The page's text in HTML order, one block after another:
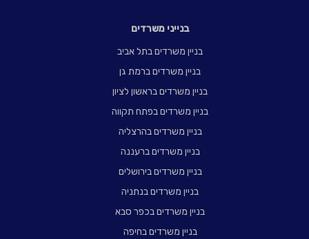
בנייני משרדים
בניין משרדים בתל אביב
בניין משרדים ברמת גן
בניין משרדים בראשון לציון
בניין משרדים בפתח תקווה
בניין משרדים בהרצליה
בניין משרדים ברעננה
בניין משרדים בירושלים
בניין משרדים בנתניה
בניין משרדים בכפר סבא
בניין משרדים בחיפה